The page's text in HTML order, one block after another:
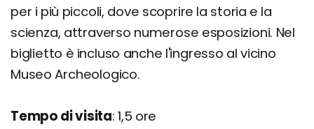
per i più piccoli, dove scoprire la storia e la
scienza, attraverso numerose esposizioni. Nel
biglietto è incluso anche l'ingresso al vicino
Museo Archeologico.
Tempo di visita: 1,5 ore